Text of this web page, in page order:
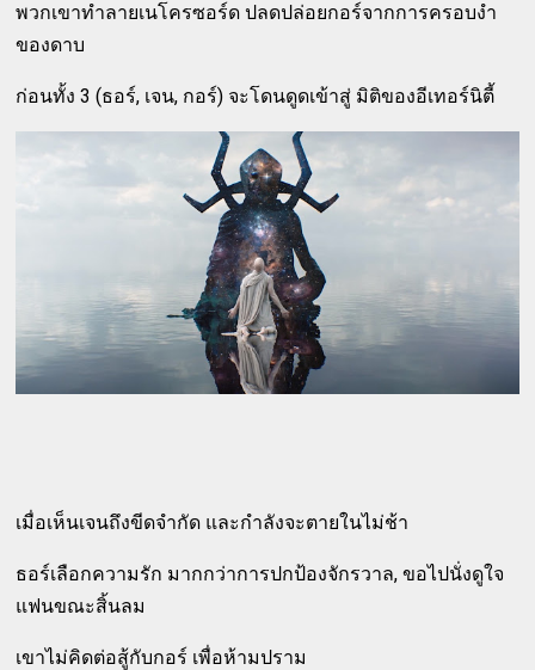
พวกเขาทำลายเนโครซอร์ด ปลดปล่อยกอร์จากการครอบงำ
ของดาบ
ก่อนทั้ง 3 (ธอร์, เจน, กอร์) จะโดนดูดเข้าสู่ มิติของอีเทอร์นิตี้
เมื่อเห็นเจนถึงขีดจำกัด และกำลังจะตายในไม่ช้า
ธอร์เลือกความรัก มากกว่าการปกป้องจักรวาล, ขอไปนั่งดูใจ
แฟนขณะสิ้นลม
เขาไม่คิดต่อสู้กับกอร์ เพื่อห้ามปราม